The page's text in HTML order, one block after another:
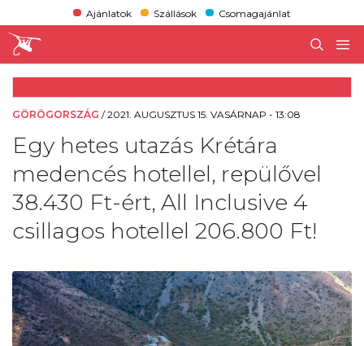
Ajánlatok Szállások Csomagajánlat
GÖRÖGORSZÁG /2021. AUGUSZTUS 15. VASÁRNAP - 13:08
Egy hetes utazás Krétára
medencés hotellel, repülővel
38.430 Ft-ért, All Inclusive 4
csillagos hotellel 206.800 Ft!